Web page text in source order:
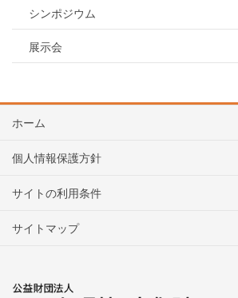
シンポジウム
展示会
ホーム
個人情報保護方針
サイトの利用条件
サイトマップ